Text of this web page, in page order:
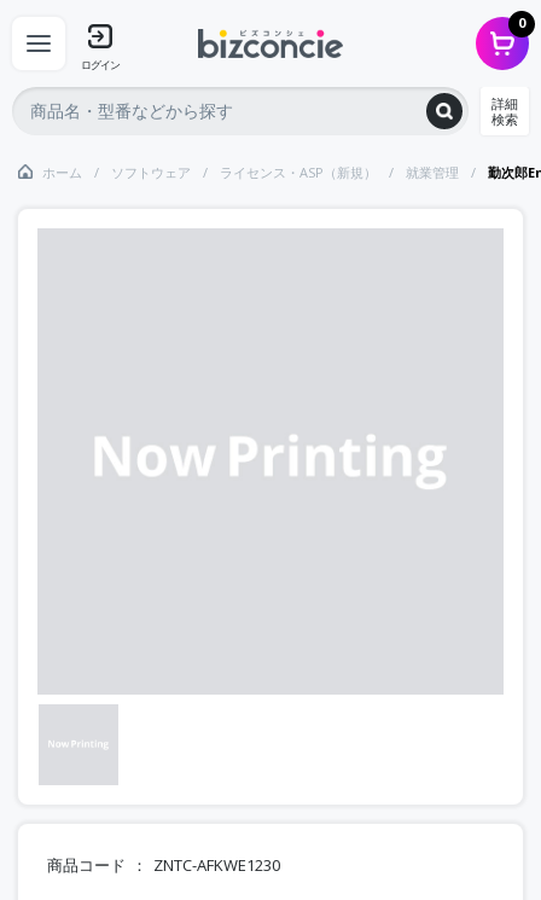
ログイン
0
詳細
検索
ホーム ソフトウェア ライセンス・ASP（新規） 就業管理 勤次郎
商品コード ZNTC-AFKWE1230